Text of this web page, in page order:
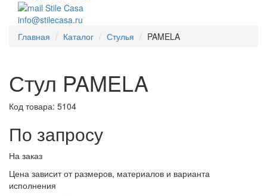
info@stilecasa.ru
Главная
Каталог Стулья PAMELA
Стул PAMELA
Код товара: 5104
По запросу
На заказ
Цена зависит от размеров, материалов и варианта
исполнения